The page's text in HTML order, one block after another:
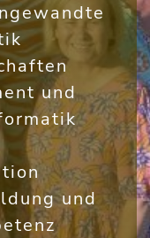
und
und